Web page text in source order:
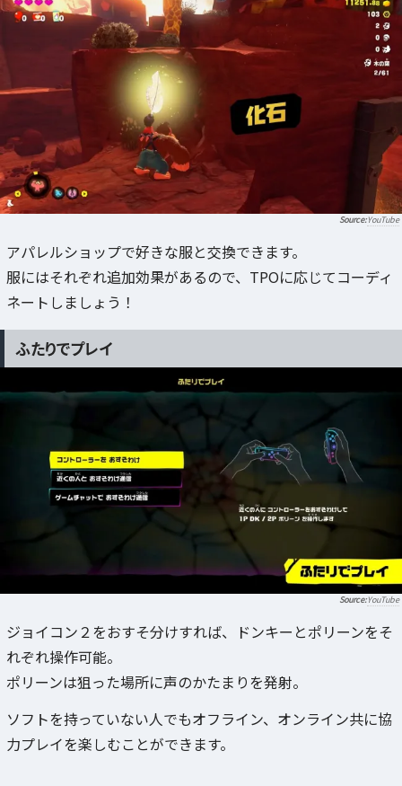
YouTube
アパレルショップで好きな服と交換できます。
服にはそれぞれ追加効果があるので、TPOに応じてコーディ
ネートしましょう！
ふたりでプレイ
YouTube
ジョイコン２をおすそ分けすれば、ドンキーとポリーンをそ
れぞれ操作可能。
ポリーンは狙った場所に声のかたまりを発射。
ソフトを持っていない人でもオフライン、オンライン共に協
力プレイを楽しむことができます。